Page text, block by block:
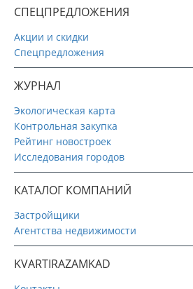
СПЕЦПРЕДЛОЖЕНИЯ
Акции и скидки
Спецпредложения
ЖУРНАЛ
Экологическая карта
Контрольная закупка
Рейтинг новостроек
Исследования городов
КАТАЛОГ КОМПАНИЙ
Застройщики
Агентства недвижимости
KVARTIRAZAMKAD